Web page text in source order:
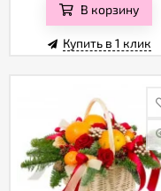
В корзину
Купить в 1 клик